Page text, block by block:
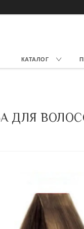
КАТАЛОГ
ВОЛОССЯ